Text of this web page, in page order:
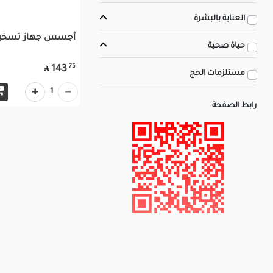
العناية بالبشرة
حياة صحية
مستلزمات الحج
رابط الصفحة
أجسس جهاز
75
143

1